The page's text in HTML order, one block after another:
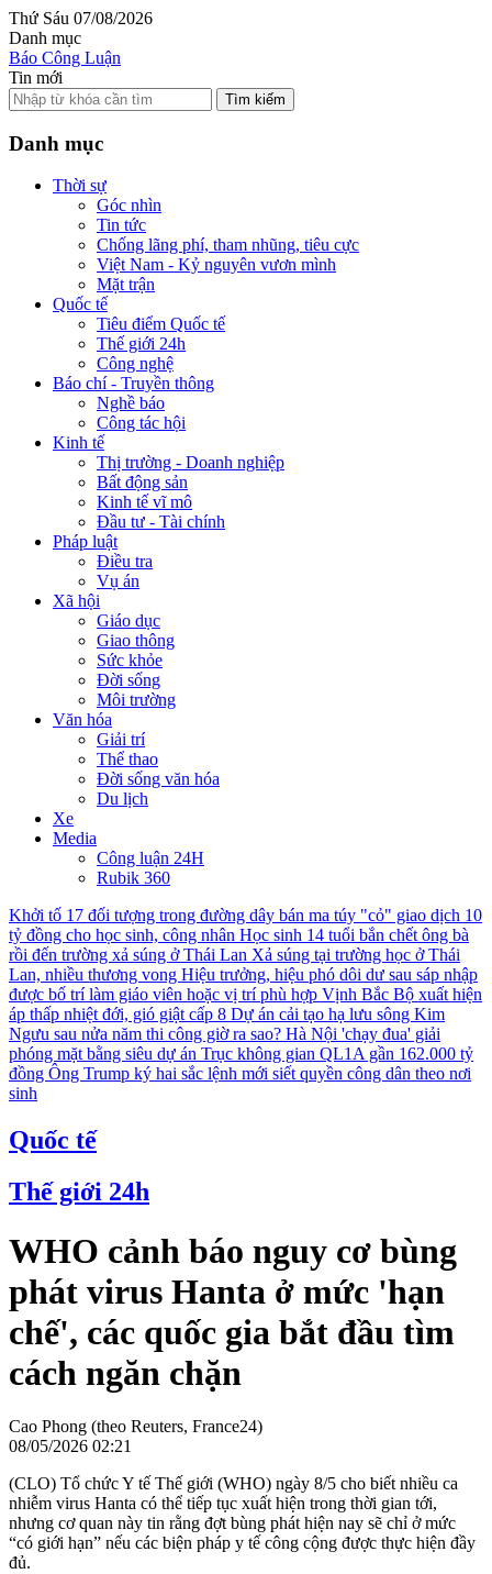
Thứ Sáu 07/08/2026
Danh mục
Báo Công Luận
Tin mới
Tìm kiếm
Danh mục
Thời sự
Góc nhìn
Tin tức
Chống lãng phí, tham nhũng, tiêu cực
Việt Nam - Kỷ nguyên vươn mình
Mặt trận
Quốc tế
Tiêu điểm Quốc tế
Thế giới 24h
Công nghệ
Báo chí - Truyền thông
Nghề báo
Công tác hội
Kinh tế
Thị trường - Doanh nghiệp
Bất động sản
Kinh tế vĩ mô
Đầu tư - Tài chính
Pháp luật
Điều tra
Vụ án
Xã hội
Giáo dục
Giao thông
Sức khỏe
Đời sống
Môi trường
Văn hóa
Giải trí
Thể thao
Đời sống văn hóa
Du lịch
Xe
Media
Công luận 24H
Rubik 360
Khởi tố 17 đối tượng trong đường dây bán ma túy "cỏ" giao dịch 10
tỷ đồng cho học sinh, công nhân Học sinh 14 tuổi bắn chết ông bà
rồi đến trường xả súng ở Thái Lan Xả súng tại trường học ở Thái
Lan, nhiều thương vong Hiệu trưởng, hiệu phó dôi dư sau sáp nhập
được bố trí làm giáo viên hoặc vị trí phù hợp Vịnh Bắc Bộ xuất hiện
áp thấp nhiệt đới, gió giật cấp 8 Dự án cải tạo hạ lưu sông Kim
Ngưu sau nửa năm thi công giờ ra sao? Hà Nội 'chạy đua' giải
phóng mặt bằng siêu dự án Trục không gian QL1A gần 162.000 tỷ
đồng Ông Trump ký hai sắc lệnh mới siết quyền công dân theo nơi
sinh
Quốc tế
Thế giới 24h
WHO cảnh báo nguy cơ bùng
phát virus Hanta ở mức 'hạn
chế', các quốc gia bắt đầu tìm
cách ngăn chặn
Cao Phong (theo Reuters, France24)
08/05/2026 02:21
(CLO) Tổ chức Y tế Thế giới (WHO) ngày 8/5 cho biết nhiều ca
nhiễm virus Hanta có thể tiếp tục xuất hiện trong thời gian tới,
nhưng cơ quan này tin rằng đợt bùng phát hiện nay sẽ chỉ ở mức
“có giới hạn” nếu các biện pháp y tế công cộng được thực hiện đầy
đủ.